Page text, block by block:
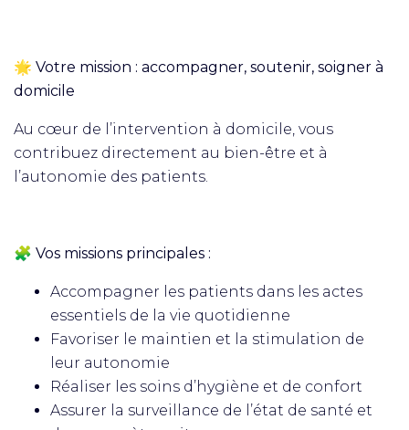
🌟 Votre mission : accompagner, soutenir, soigner à
domicile
Au cœur de l’intervention à domicile, vous
contribuez directement au bien-être et à
l’autonomie des patients.
🧩 Vos missions principales :
Accompagner les patients dans les actes
essentiels de la vie quotidienne
Favoriser le maintien et la stimulation de
leur autonomie
Réaliser les soins d’hygiène et de confort
Assurer la surveillance de l’état de santé et